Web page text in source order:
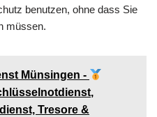
benutzen, ohne dass Sie
müssen.
Münsingen -
Tresore &